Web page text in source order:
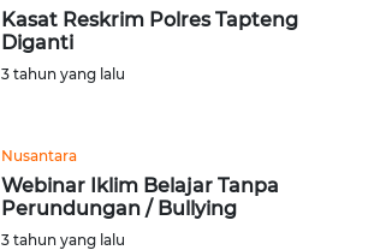
Kasat Reskrim Polres Tapteng
Diganti
3 tahun yang lalu
Nusantara
Webinar Iklim Belajar Tanpa
Perundungan / Bullying
3 tahun yang lalu